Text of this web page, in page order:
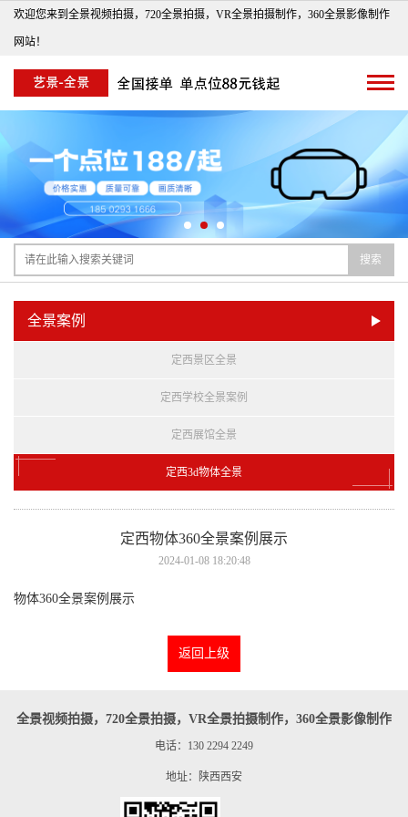
欢迎您来到全景视频拍摄，720全景拍摄，VR全景拍摄制作，360全景影像制作
网站！
搜索
全景案例
定西景区全景
定西学校全景案例
定西展馆全景
定西3d物体全景
定西物体360全景案例展示
2024-01-08 18:20:48
物体360全景案例展示
返回上级
全景视频拍摄，720全景拍摄，VR全景拍摄制作，360全景影像制作
电话：130 2294 2249
地址：陕西西安